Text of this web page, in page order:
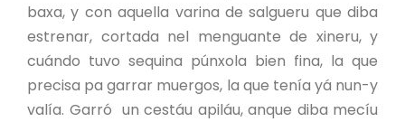
baxa, y con aquella varina de salgueru que diba
estrenar, cortada nel menguante de xineru, y
cuándo tuvo sequina púnxola bien fina, la que
precisa pa garrar muergos, la que tenía yá nun-y
valía. Garró un cestáu apiláu, anque diba mecíu